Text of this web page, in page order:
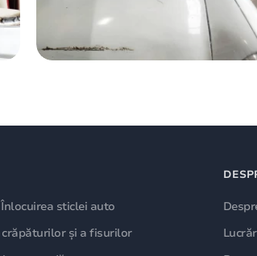
sticlei auto
crăpăturilor și a fisurilor